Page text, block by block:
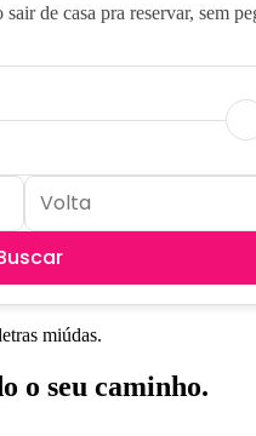
de casa pra reservar, sem
miúdas.
o seu caminho.